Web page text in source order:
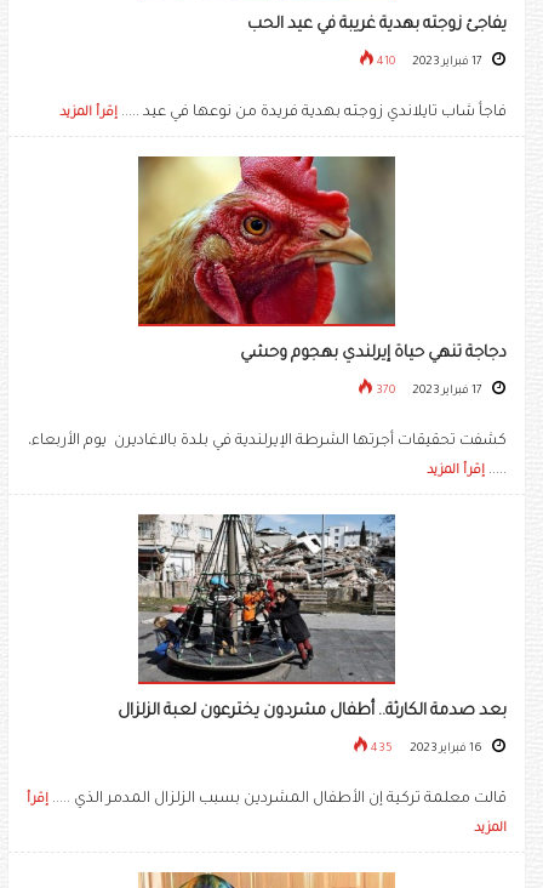
يفاجئ زوجته بهدية غريبة في عيد الحب
410
فاجأ شاب تايلاندي زوجته بهدية فريدة من نوعها في عيد ..... إقرأ المزيد
دجاجة تنهي حياة إيرلندي بهجوم وحشي
370
كشفت تحقيقات أجرتها الشرطة الإيرلندية في بلدة بالاغاديرن يوم الأربعاء،
..... إقرأ المزيد
بعد صدمة الكارثة.. أطفال مشردون يخترعون لعبة الزلزال
435
قالت معلمة تركية إن الأطفال المشردين بسبب الزلزال المدمر الذي ..... إقرأ
المزيد